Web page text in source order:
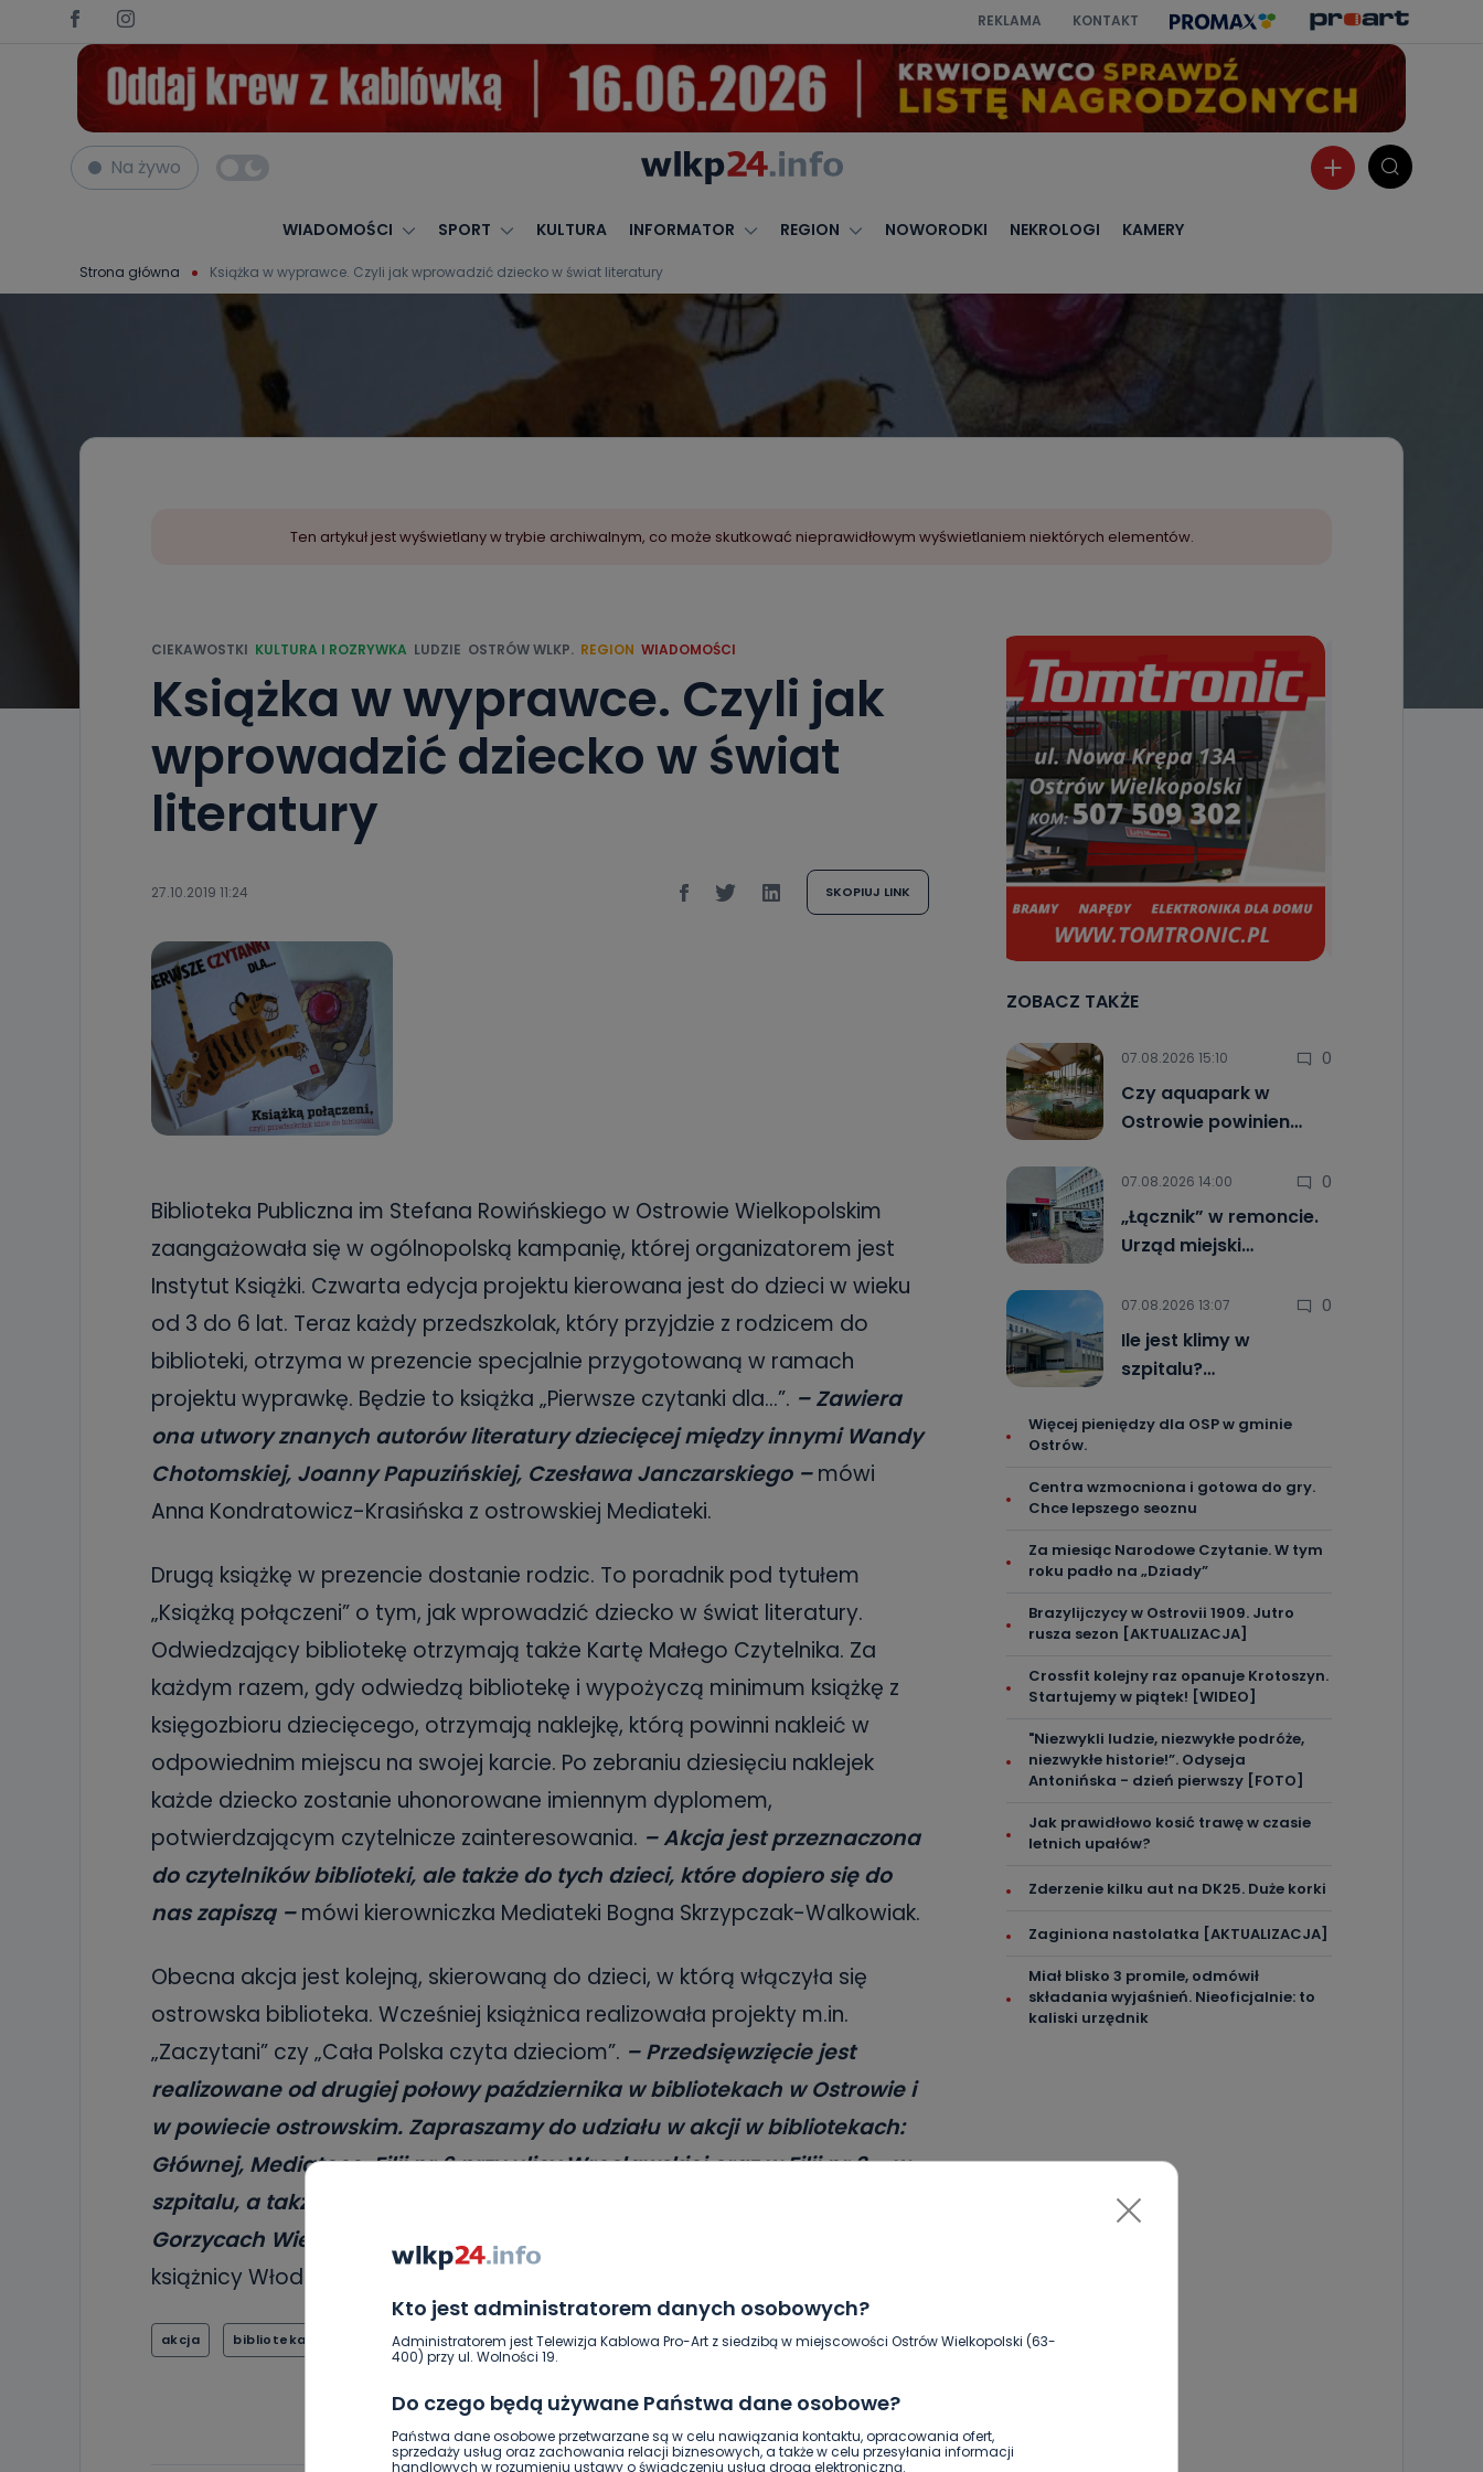
REKLAMA KONTAKT
Na żywo
WIADOMOŚCI SPORT KULTURA INFORMATOR REGION NOWORODKI NEKROLOGI KAMERY
Strona główna Książka w wyprawce. Czyli jak wprowadzić dziecko w świat literatury
Kto jest administratorem danych osobowych?
Administratorem jest Telewizja Kablowa Pro-Art z siedzibą w miejscowości Ostrów Wielkopolski (63-
400) przy ul. Wolności 19.
Do czego będą używane Państwa dane osobowe?
Państwa dane osobowe przetwarzane są w celu nawiązania kontaktu, opracowania ofert,
sprzedaży usług oraz zachowania relacji biznesowych, a także w celu przesyłania informacji
handlowych w rozumieniu ustawy o świadczeniu usług drogą elektroniczną.
Ten artykuł jest wyświetlany w trybie archiwalnym, co może skutkować nieprawidłowym wyświetlaniem niektórych elementów.
CIEKAWOSTKI KULTURA I ROZRYWKA LUDZIE OSTRÓW WLKP. REGION WIADOMOŚCI
Książka w wyprawce. Czyli jak
wprowadzić dziecko w świat
literatury
27.10.2019 11:24 SKOPIUJ LINK
Biblioteka Publiczna im Stefana Rowińskiego w Ostrowie Wielkopolskim
zaangażowała się w ogólnopolską kampanię, której organizatorem jest
Instytut Książki. Czwarta edycja projektu kierowana jest do dzieci w wieku
od 3 do 6 lat. Teraz każdy przedszkolak, który przyjdzie z rodzicem do
biblioteki, otrzyma w prezencie specjalnie przygotowaną w ramach
projektu wyprawkę. Będzie to książka „Pierwsze czytanki dla…”. – Zawiera
ona utwory znanych autorów literatury dziecięcej między innymi Wandy
Chotomskiej, Joanny Papuzińskiej, Czesława Janczarskiego –mówi
Anna Kondratowicz-Krasińska z ostrowskiej Mediateki.
Drugą książkę w prezencie dostanie rodzic. To poradnik pod tytułem
„Książką połączeni” o tym, jak wprowadzić dziecko w świat literatury.
Odwiedzający bibliotekę otrzymają także Kartę Małego Czytelnika. Za
każdym razem, gdy odwiedzą bibliotekę i wypożyczą minimum książkę z
księgozbioru dziecięcego, otrzymają naklejkę, którą powinni nakleić w
odpowiednim miejscu na swojej karcie. Po zebraniu dziesięciu naklejek
każde dziecko zostanie uhonorowane imiennym dyplomem,
potwierdzającym czytelnicze zainteresowania. – Akcja jest przeznaczona
do czytelników biblioteki, ale także do tych dzieci, które dopiero się do
nas zapiszą –mówi kierowniczka Mediateki Bogna Skrzypczak-Walkowiak.
Obecna akcja jest kolejną, skierowaną do dzieci, w którą włączyła się
ostrowska biblioteka. Wcześniej książnica realizowała projekty m.in.
„Zaczytani” czy „Cała Polska czyta dzieciom”. – Przedsięwzięcie jest
realizowane od drugiej połowy października w bibliotekach w Ostrowie i
w powiecie ostrowskim. Zapraszamy do udziału w akcji w bibliotekach:
Głównej, Mediatece, Filii nr 6 przy ulicy Wrocławskiej oraz w Filii nr 3 – w
szpitalu, a także w czterech bibliotekach gminnych w: Raszkowie,
Gorzycach Wielkich, Odolanowie i Sośniach –
książnicy Włodzimierz Grabowski.
akcja biblioteka publiczna dzieci książki Mediateka
SKOPIUJ LINK
ZOBACZ TAKŻE
07.08.2026 15:10 0
Czy aquapark w
Ostrowie powinien…
07.08.2026 14:00 0
„Łącznik” w remoncie.
Urząd miejski…
07.08.2026 13:07 0
Ile jest klimy w
szpitalu?…
Więcej pieniędzy dla OSP w gminie
Ostrów.
Centra wzmocniona i gotowa do gry.
Chce lepszego seoznu
Za miesiąc Narodowe Czytanie. W tym
roku padło na „Dziady”
Brazylijczycy w Ostrovii 1909. Jutro
rusza sezon [AKTUALIZACJA]
Crossfit kolejny raz opanuje Krotoszyn.
Startujemy w piątek! [WIDEO]
"Niezwykli ludzie, niezwykłe podróże,
niezwykłe historie!”. Odyseja
Antonińska - dzień pierwszy [FOTO]
Jak prawidłowo kosić trawę w czasie
letnich upałów?
Zderzenie kilku aut na DK25. Duże korki
Zaginiona nastolatka [AKTUALIZACJA]
Miał blisko 3 promile, odmówił
składania wyjaśnień. Nieoficjalnie: to
kaliski urzędnik